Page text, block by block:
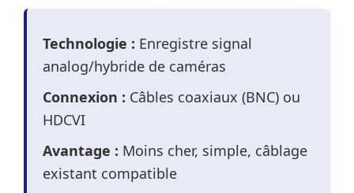
Technologie : Enregistre signal
analog/hybride de caméras
Connexion : Câbles coaxiaux (BNC) ou
HDCVI
Avantage : Moins cher, simple, câblage
existant compatible